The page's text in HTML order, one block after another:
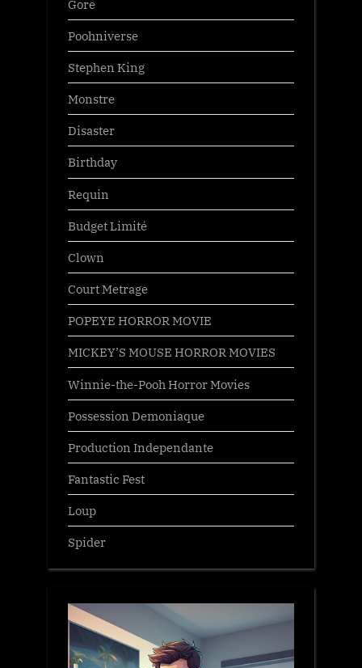
Gore
Poohniverse
Stephen King
Monstre
Disaster
Birthday
Requin
Budget Limité
Clown
Court Metrage
POPEYE HORROR MOVIE
MICKEY’S MOUSE HORROR MOVIES
Winnie-the-Pooh Horror Movies
Possession Demoniaque
Production Independante
Fantastic Fest
Loup
Spider